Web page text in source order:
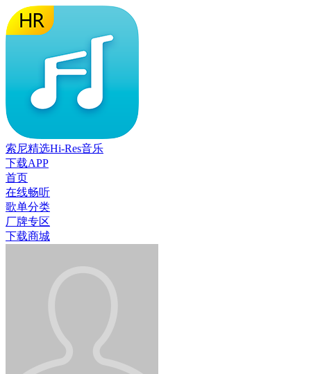
索尼精选Hi-Res音乐
下载APP
首页
在线畅听
歌单分类
厂牌专区
下载商城